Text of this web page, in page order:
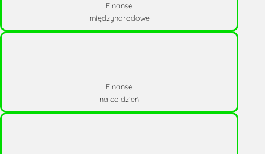
Finanse
międzynarodowe
Finanse
na co dzień